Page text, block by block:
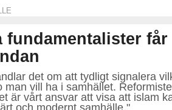
fundamentalister
det om att tydligt signalera
man vill ha i samhället.
är vårt ansvar att visa att islam
och modernt samhälle."